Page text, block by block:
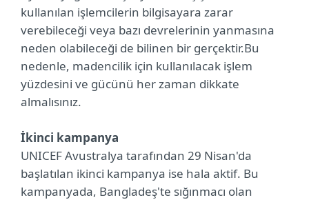
kullanılan işlemcilerin bilgisayara zarar
verebileceği veya bazı devrelerinin yanmasına
neden olabileceği de bilinen bir gerçektir.Bu
nedenle, madencilik için kullanılacak işlem
yüzdesini ve gücünü her zaman dikkate
almalısınız.
İkinci kampanya
UNICEF Avustralya tarafından 29 Nisan'da
başlatılan ikinci kampanya ise hala aktif. Bu
kampanyada, Bangladeş'te sığınmacı olan